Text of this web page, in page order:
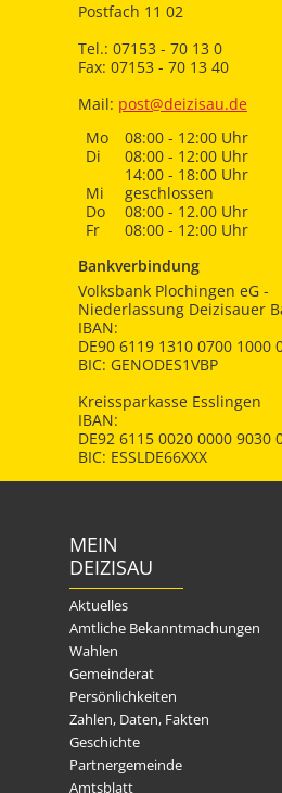
Postfach 11 02
Tel.: 07153 - 70 13 0
Fax: 07153 - 70 13 40
Mail: post@deizisau.de
Mo
08:00 - 12:00 Uhr
Di
08:00 - 12:00 Uhr
14:00 - 18:00 Uhr
Mi
geschlossen
Do
08:00 - 12.00 Uhr
Fr
08:00 - 12:00 Uhr
Bankverbindung
Volksbank Plochingen eG -
Niederlassung Deizisauer
IBAN:
DE90 6119 1310 0700 1000
BIC: GENODES1VBP
Kreissparkasse Esslingen
IBAN:
DE92 6115 0020 0000 9030
BIC: ESSLDE66XXX
MEIN
DEIZISAU
Aktuelles
Amtliche Bekanntmachungen
Wahlen
Gemeinderat
Persönlichkeiten
Zahlen, Daten, Fakten
Geschichte
Partnergemeinde
Amtsblatt